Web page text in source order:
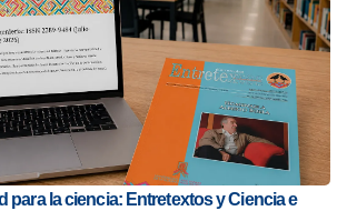
para la ciencia: Entretextos y Ciencia e